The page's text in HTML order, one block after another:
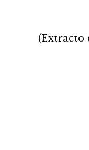
(Extracto